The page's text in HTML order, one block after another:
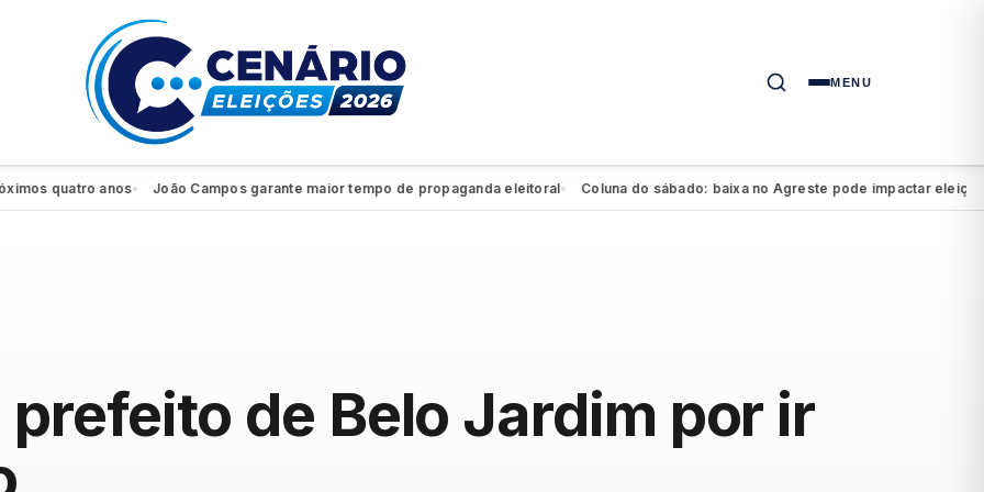
MENU
quatro anos● João Campos garante maior tempo de propaganda eleitoral● Coluna do sábado: baixa no Agreste pode impactar eleição de
de Belo Jardim por ir